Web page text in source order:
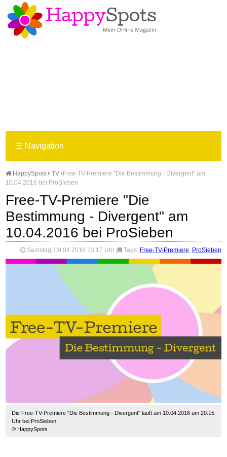
☰ Navigation
HappySpots TV
Free-TV-Premiere "Die Bestimmung - Divergent" am
10.04.2016 bei ProSieben
Free-TV-Premiere "Die
Bestimmung - Divergent" am
10.04.2016 bei ProSieben
Samstag, 09.04.2016 13:17 Uhr Tags: Free-TV-Premiere, ProSieben
Die Free-TV-Premiere "Die Bestimmung - Divergent" läuft am 10.04.2016 um 20.15
Uhr bei ProSieben.
© HappySpots